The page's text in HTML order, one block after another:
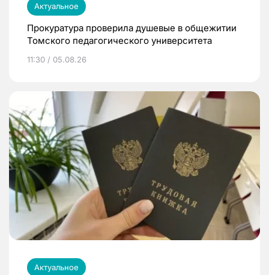
Актуальное
Прокуратура проверила душевые в общежитии
Томского педагогического университета
11:30 / 05.08.26
Актуальное